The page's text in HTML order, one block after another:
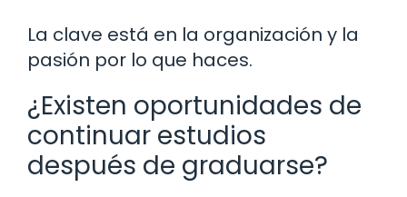
La clave está en la organización y la
pasión por lo que haces.
¿Existen oportunidades de
continuar estudios
después de graduarse?